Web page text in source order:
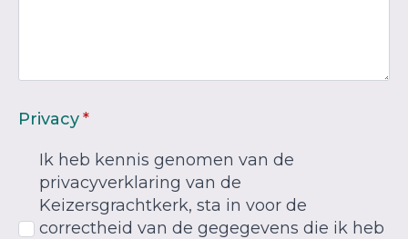
Privacy*
Ik heb kennis genomen van de
privacyverklaring van de
Keizersgrachtkerk, sta in voor de
correctheid van de gegegevens die ik heb